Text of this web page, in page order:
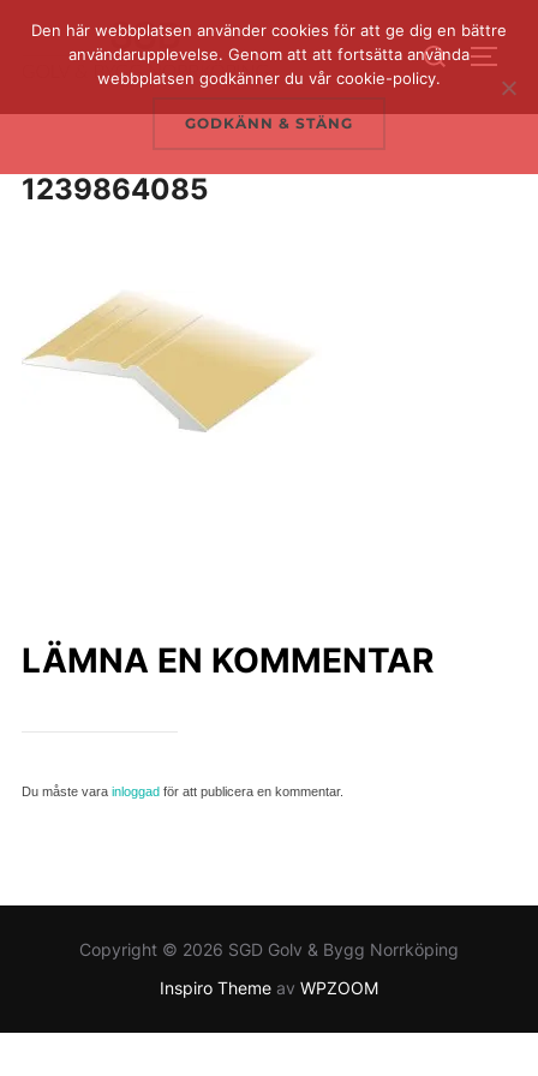
Sök
efter:
1239864085
LÄMNA EN KOMMENTAR
Du måste vara inloggadför att publicera en kommentar.
Copyright © 2026 SGD Golv & Bygg Norrköping
Inspiro Theme av WPZOOM
Den här webbplatsen använder cookies för att ge dig en bättre
användarupplevelse. Genom att att fortsätta använda
webbplatsen godkänner du vår cookie-policy.
GODKÄNN & STÄNG